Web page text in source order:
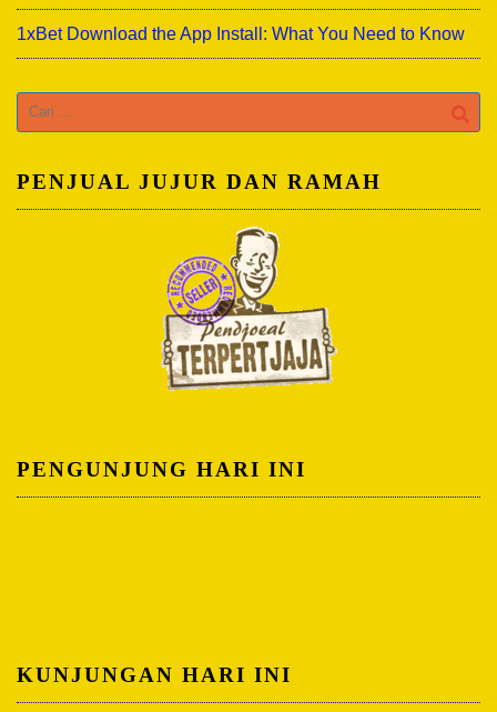
1xBet Download the App Install: What You Need to Know
Cari
untuk:
PENJUAL JUJUR DAN RAMAH
PENGUNJUNG HARI INI
KUNJUNGAN HARI INI